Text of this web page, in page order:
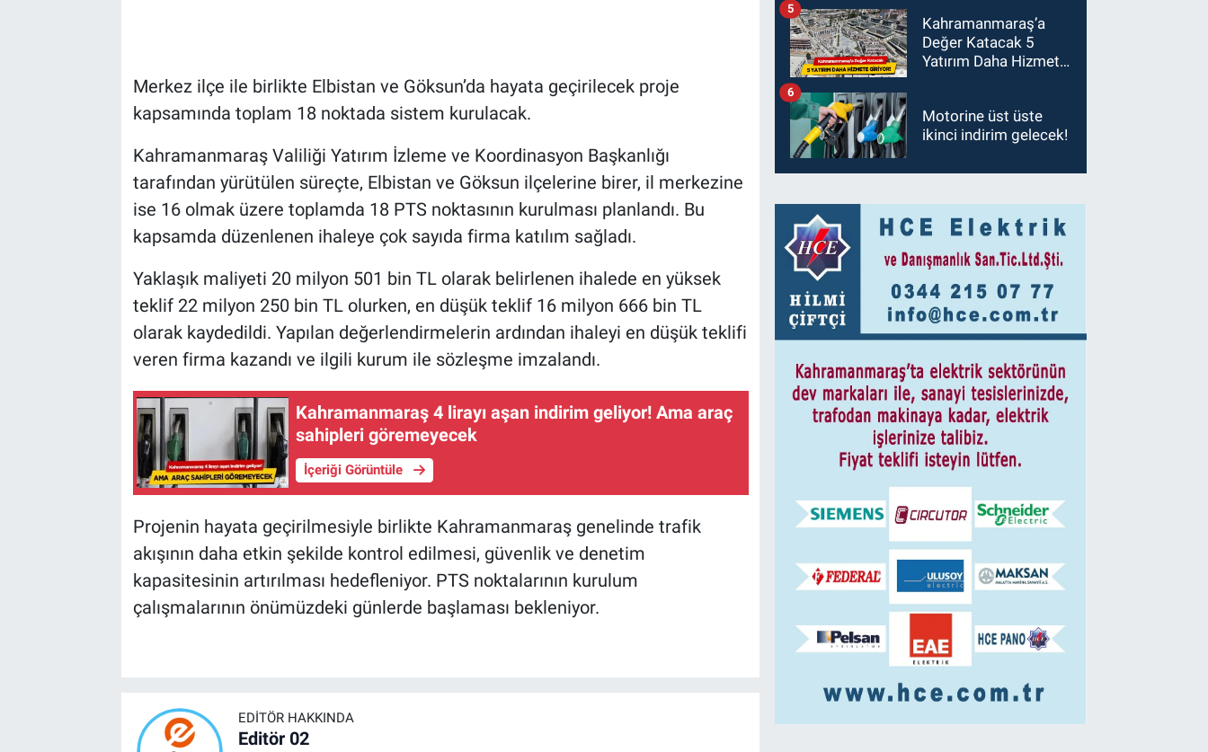
Merkez ilçe ile birlikte Elbistan ve Göksun’da hayata geçirilecek proje
kapsamında toplam 18 noktada sistem kurulacak.
Kahramanmaraş Valiliği Yatırım İzleme ve Koordinasyon Başkanlığı
tarafından yürütülen süreçte, Elbistan ve Göksun ilçelerine birer, il merkezine
ise 16 olmak üzere toplamda 18 PTS noktasının kurulması planlandı. Bu
kapsamda düzenlenen ihaleye çok sayıda firma katılım sağladı.
Yaklaşık maliyeti 20 milyon 501 bin TL olarak belirlenen ihalede en yüksek
teklif 22 milyon 250 bin TL olurken, en düşük teklif 16 milyon 666 bin TL
olarak kaydedildi. Yapılan değerlendirmelerin ardından ihaleyi en düşük teklifi
veren firma kazandı ve ilgili kurum ile sözleşme imzalandı.
Kahramanmaraş 4 lirayı aşan indirim geliyor! Ama araç
sahipleri göremeyecek
İçeriği Görüntüle
Projenin hayata geçirilmesiyle birlikte Kahramanmaraş genelinde trafik
akışının daha etkin şekilde kontrol edilmesi, güvenlik ve denetim
kapasitesinin artırılması hedefleniyor. PTS noktalarının kurulum
çalışmalarının önümüzdeki günlerde başlaması bekleniyor.
EDITÖR HAKKINDA
Editör 02
Kahramanmaraş’a
Değer Katacak 5
Yatırım Daha Hizmete
5
Motorine üst üste
ikinci indirim gelecek!
6